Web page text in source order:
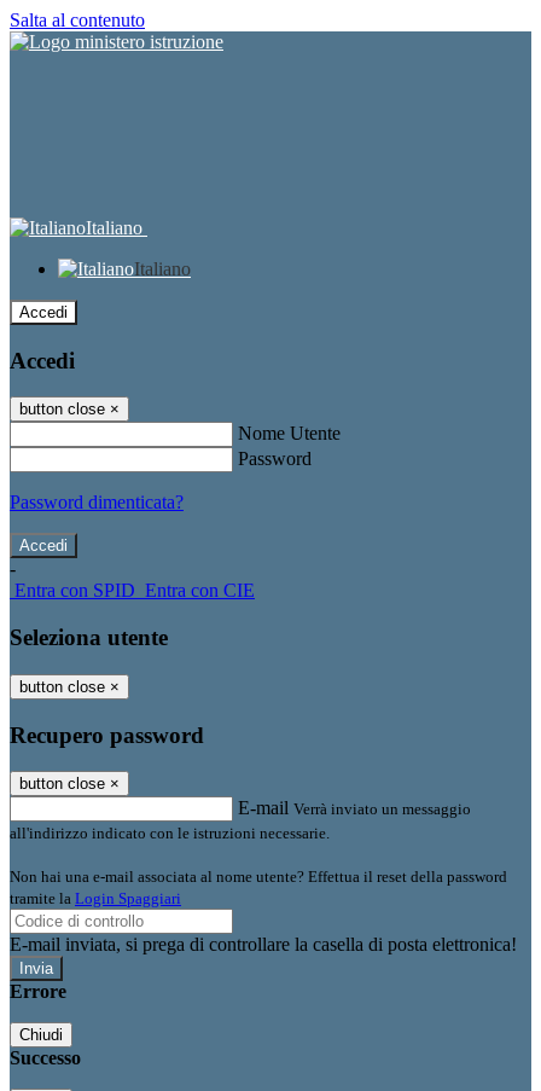
Salta al contenuto
Italiano
Italiano
Accedi
Accedi
button close ×
Nome Utente
Password
Password dimenticata?
-
Entra con SPID Entra con CIE
Seleziona utente
button close ×
Recupero password
button close ×
E-mail Verrà inviato un messaggio
all'indirizzo indicato con le istruzioni necessarie.
Non hai una e-mail associata al nome utente? Effettua il reset della password
tramite la Login Spaggiari
E-mail inviata, si prega di controllare la casella di posta elettronica!
Errore
Chiudi
Successo